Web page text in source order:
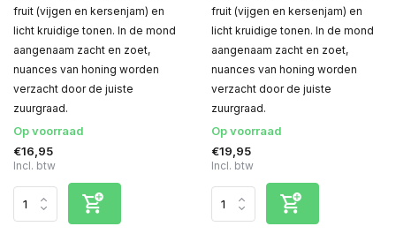
fruit (vijgen en kersenjam) en
licht kruidige tonen. In de mond
aangenaam zacht en zoet,
nuances van honing worden
verzacht door de juiste
zuurgraad.
Op voorraad
€16,95
Incl. btw
fruit (vijgen en kersenjam) en
licht kruidige tonen. In de mond
aangenaam zacht en zoet,
nuances van honing worden
verzacht door de juiste
zuurgraad.
Op voorraad
€19,95
Incl. btw